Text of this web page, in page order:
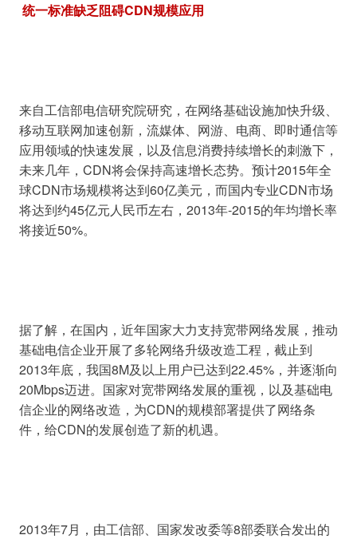
统一标准缺乏阻碍CDN规模应用
来自工信部电信研究院研究，在网络基础设施加快升级、
移动互联网加速创新，流媒体、网游、电商、即时通信等
应用领域的快速发展，以及信息消费持续增长的刺激下，
未来几年，CDN将会保持高速增长态势。预计2015年全
球CDN市场规模将达到60亿美元，而国内专业CDN市场
将达到约45亿元人民币左右，2013年-2015的年均增长率
据了解，在国内，近年国家大力支持宽带网络发展，推动
基础电信企业开展了多轮网络升级改造工程，截止到
2013年底，我国8M及以上用户已达到22.45%，并逐渐向
20Mbps迈进。国家对宽带网络发展的重视，以及基础电
信企业的网络改造，为CDN的规模部署提供了网络条
2013年7月，由工信部、国家发改委等8部委联合发出的